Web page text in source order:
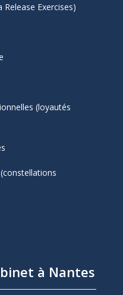
Exercises)
(loyautés
à Nantes